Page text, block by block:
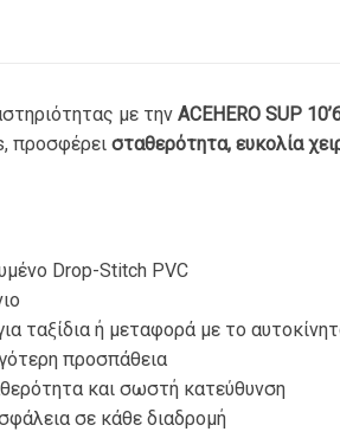
με την ACEHERO SUP
προσφέρει σταθερότητα, ευκολία
Drop-Stitch PVC
ταξίδια ή μεταφορά με το
προσπάθεια
και σωστή κατεύθυνση
σε κάθε διαδρομή